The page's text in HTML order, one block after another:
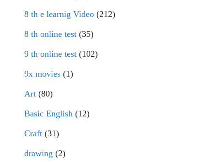
8 th e learnig Video (212)
8 th online test (35)
9 th online test (102)
9x movies (1)
Art (80)
Basic English (12)
Craft (31)
drawing (2)